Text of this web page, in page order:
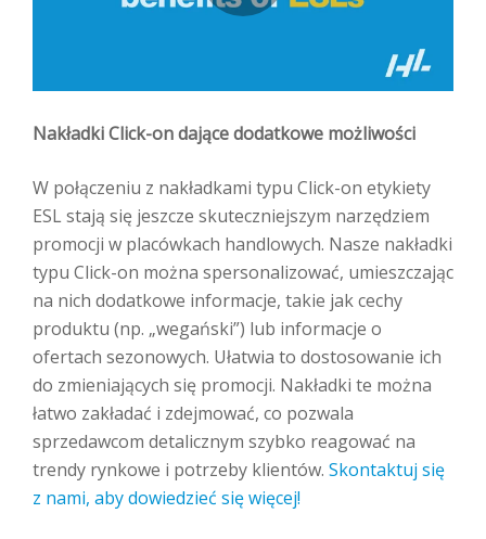
Nakładki Click-on dające dodatkowe możliwości
W połączeniu z nakładkami typu Click-on etykiety
ESL stają się jeszcze skuteczniejszym narzędziem
promocji w placówkach handlowych. Nasze nakładki
typu Click-on można spersonalizować, umieszczając
na nich dodatkowe informacje, takie jak cechy
produktu (np. „wegański”) lub informacje o
ofertach sezonowych. Ułatwia to dostosowanie ich
do zmieniających się promocji. Nakładki te można
łatwo zakładać i zdejmować, co pozwala
sprzedawcom detalicznym szybko reagować na
trendy rynkowe i potrzeby klientów. Skontaktuj się
z nami, aby dowiedzieć się więcej!